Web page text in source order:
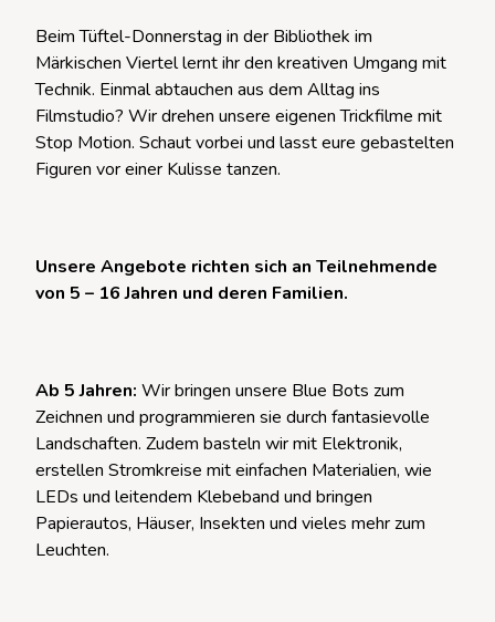
Beim Tüftel-Donnerstag in der Bibliothek im
Märkischen Viertel lernt ihr den kreativen Umgang mit
Technik. Einmal abtauchen aus dem Alltag ins
Filmstudio? Wir drehen unsere eigenen Trickfilme mit
Stop Motion. Schaut vorbei und lasst eure gebastelten
Figuren vor einer Kulisse tanzen.
Unsere Angebote richten sich an Teilnehmende
von 5 – 16 Jahren und deren Familien.
Ab 5 Jahren: Wir bringen unsere Blue Bots zum
Zeichnen und programmieren sie durch fantasievolle
Landschaften. Zudem basteln wir mit Elektronik,
erstellen Stromkreise mit einfachen Materialien, wie
LEDs und leitendem Klebeband und bringen
Papierautos, Häuser, Insekten und vieles mehr zum
Leuchten.